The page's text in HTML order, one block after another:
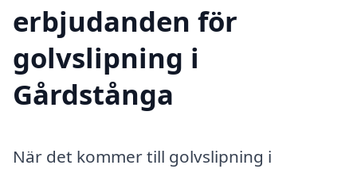
erbjudanden för
golvslipning i
Gårdstånga
När det kommer till golvslipning i